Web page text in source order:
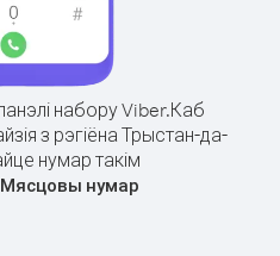
набору Viber.Каб
з рэгіёна Трыстан-да-
нумар такім
Мясцовы нумар